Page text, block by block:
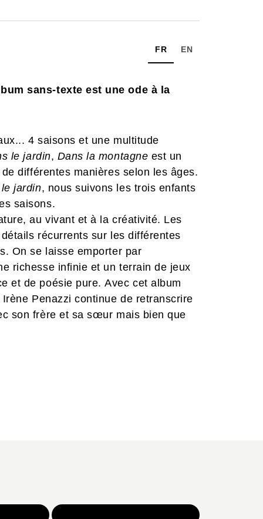
FR EN
sans-texte est une ode à la
4 saisons et une multitude
le jardin, Dans la montagne est un
différentes manières selon les âges.
jardin, nous suivons les trois enfants
saisons.
au vivant et à la créativité. Les
récurrents sur les différentes
On se laisse emporter par
richesse infinie et un terrain de jeux
et de poésie pure. Avec cet album
Penazzi continue de retranscrire
son frère et sa sœur mais bien que